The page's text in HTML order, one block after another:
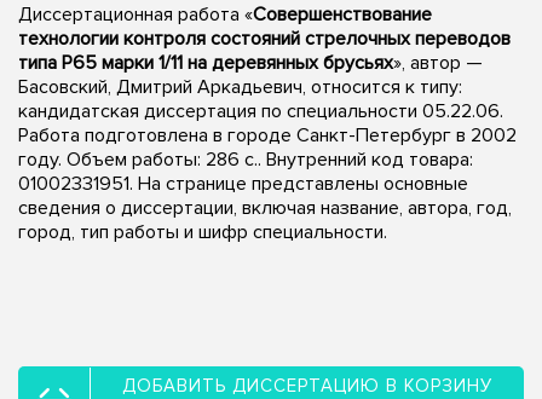
Диссертационная работа «Совершенствование
технологии контроля состояний стрелочных переводов
типа Р65 марки 1/11 на деревянных брусьях», автор —
Басовский, Дмитрий Аркадьевич, относится к типу:
кандидатская диссертация по специальности 05.22.06.
Работа подготовлена в городе Санкт-Петербург в 2002
году. Объем работы: 286 с.. Внутренний код товара:
01002331951. На странице представлены основные
сведения о диссертации, включая название, автора, год,
город, тип работы и шифр специальности.
ДОБАВИТЬ ДИССЕРТАЦИЮ В КОРЗИНУ